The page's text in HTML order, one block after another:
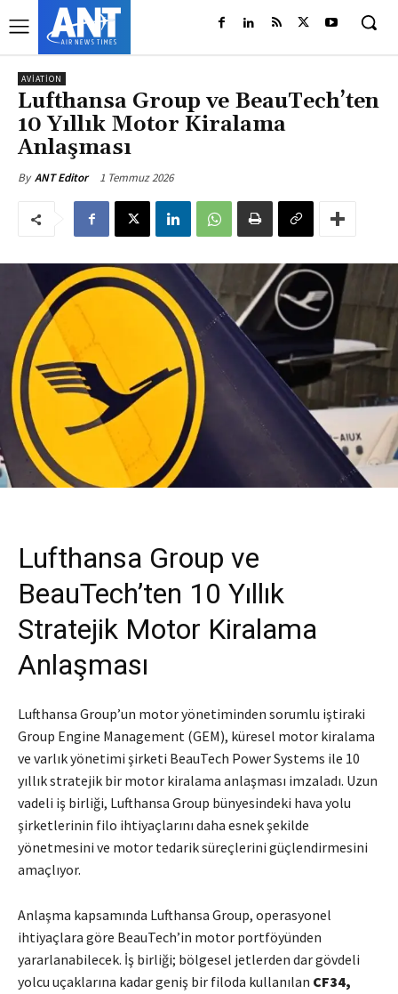
AVIATION
Lufthansa Group ve BeauTech’ten
10 Yıllık Motor Kiralama
Anlaşması
By ANT Editor 1 Temmuz 2026
Lufthansa Group ve
BeauTech’ten 10 Yıllık
Stratejik Motor Kiralama
Anlaşması
Lufthansa Group’un motor yönetiminden sorumlu iştiraki
Group Engine Management (GEM), küresel motor kiralama
ve varlık yönetimi şirketi BeauTech Power Systems ile 10
yıllık stratejik bir motor kiralama anlaşması imzaladı. Uzun
vadeli iş birliği, Lufthansa Group bünyesindeki hava yolu
şirketlerinin filo ihtiyaçlarını daha esnek şekilde
yönetmesini ve motor tedarik süreçlerini güçlendirmesini
amaçlıyor.
Anlaşma kapsamında Lufthansa Group, operasyonel
ihtiyaçlara göre BeauTech’in motor portföyünden
yararlanabilecek. İş birliği; bölgesel jetlerden dar gövdeli
yolcu uçaklarına kadar geniş bir filoda kullanılan CF34,